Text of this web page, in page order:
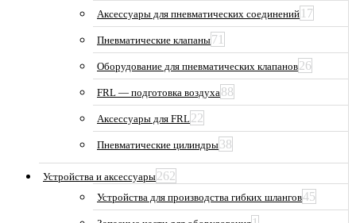
Аксессуары для пневматических соединений 17
Пневматические клапаны71
Оборудование для пневматических клапанов26
FRL — подготовка воздуха88
Аксессуары для FRL22
Пневматические цилиндры38
Устройства и аксессуары262
Устройства для производства гибких шлангов45